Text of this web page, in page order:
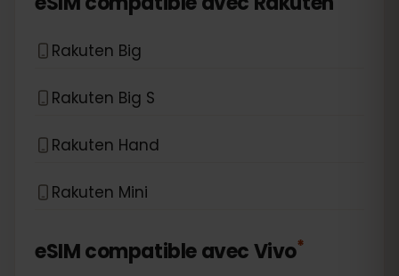
Rakuten Big
Rakuten Big S
Rakuten Hand
Rakuten Mini
eSIM compatible avecVivo*